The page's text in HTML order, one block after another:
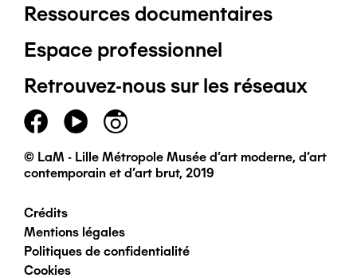
Pied
de
page
principal
Ressources documentaires
Espace professionnel
Retrouvez-nous sur les réseaux
© LaM - Lille Métropole Musée d'art moderne, d'art
contemporain et d'art brut, 2019
Pied
de
Crédits
Mentions légales
Politiques de confidentialité
Cookies